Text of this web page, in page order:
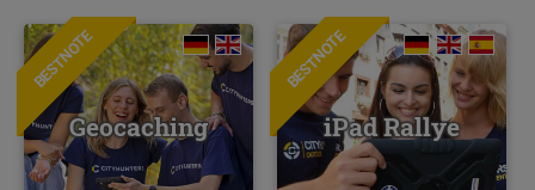
BESTNOTE
Geocaching
BESTNOTE
iPad Rallye